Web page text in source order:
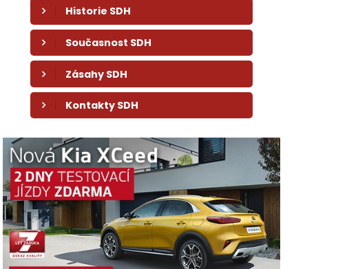
Historie SDH
Současnost SDH
Zásahy SDH
Kontakty SDH